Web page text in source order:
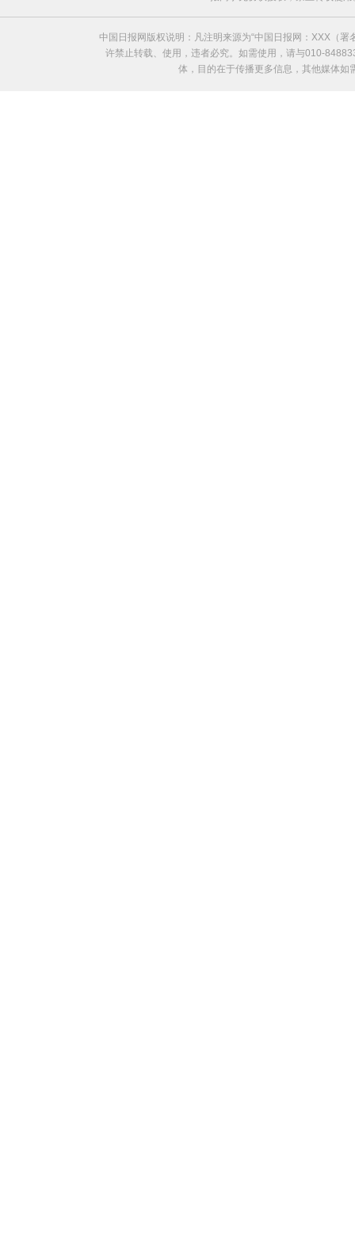
中国日报网版权说明：凡注明来源为“中国日报网：XXX（
许禁止转载、使用，违者必究。如需使用，请与010-
体，目的在于传播更多信息，其他媒体